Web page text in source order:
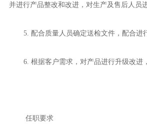
并进行产品整改和改进，对生产及售后人员
5. 配合质量人员确定送检文件，配合进
6. 根据客户需求，对产品进行升级改进
任职要求